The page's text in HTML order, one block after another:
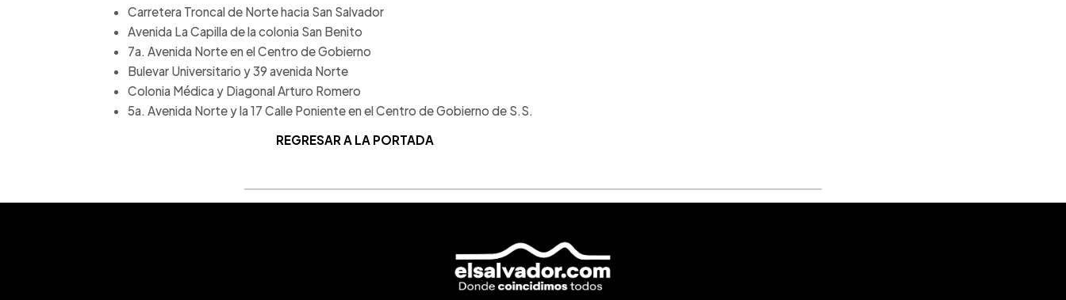
Carretera Troncal de Norte hacia San Salvador
Avenida La Capilla de la colonia San Benito
7a. Avenida Norte en el Centro de Gobierno
Bulevar Universitario y 39 avenida Norte
Colonia Médica y Diagonal Arturo Romero
5a. Avenida Norte y la 17 Calle Poniente en el Centro de Gobierno de S.S.
REGRESAR A LA PORTADA